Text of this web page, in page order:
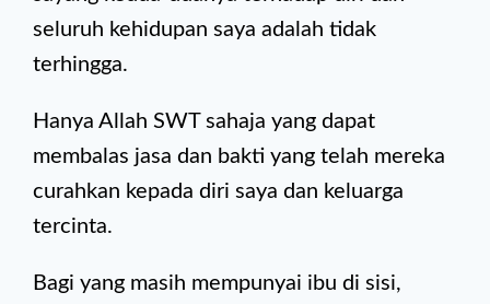
seluruh kehidupan saya adalah tidak
terhingga.
Hanya Allah SWT sahaja yang dapat
membalas jasa dan bakti yang telah mereka
curahkan kepada diri saya dan keluarga
tercinta.
Bagi yang masih mempunyai ibu di sisi,